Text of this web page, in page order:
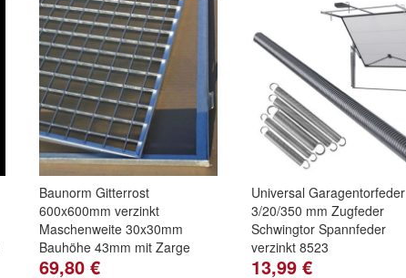
Baunorm Gitterrost
600x600mm verzinkt
Maschenweite 30x30mm
Bauhöhe 43mm mit Zarge
69,80 €
Universal Garagentorfeder
3/20/350 mm Zugfeder
Schwingtor Spannfeder
verzinkt 8523
13,99 €